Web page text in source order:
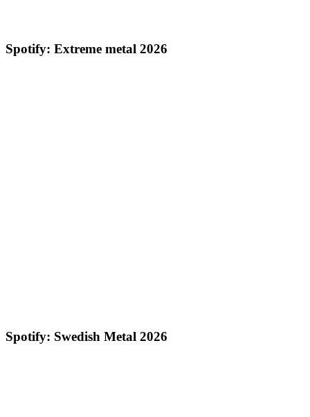
Spotify: Extreme metal 2026
Spotify: Swedish Metal 2026